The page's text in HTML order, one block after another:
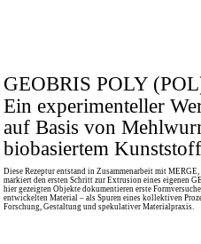
GEOBRIS POLY
Ein experimenteller
auf Basis von
biobasiertem
Diese Rezeptur entstand in Zusammenarbeit mit
markiert den ersten Schritt zur Extrusion eines eigenen
hier gezeigten Objekte dokumentieren erste
entwickelten Material – als Spuren eines kollektiven
Forschung, Gestaltung und spekulativer Materialpraxis.